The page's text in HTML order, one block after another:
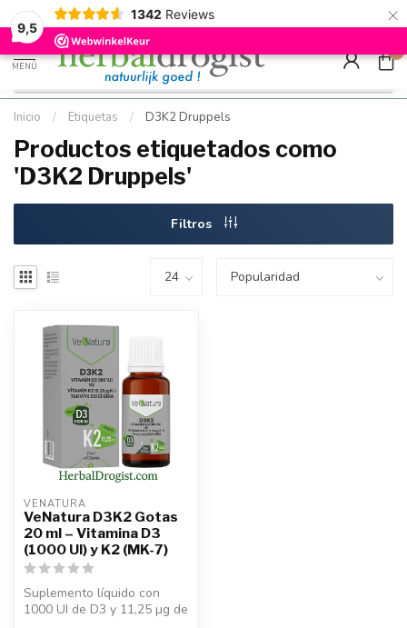
9,5
1342 Reviews ×
Kostenloser DE-Versand ab Mindestbestellwert |
Schnell geliefert
Minimum
Hızlı
MENÚ
0
Inicio / Etiquetas / D3K2 Druppels
Productos etiquetados como
'D3K2 Druppels'
Filtros
VENATURA
VeNatura D3K2 Gotas
20 ml – Vitamina D3
(1000 UI) y K2 (MK-7)
Suplemento líquido con
1000 UI de D3 y 11,25 µg de